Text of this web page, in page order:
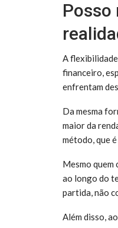
Posso
A
financeiro,
enfrentam
Da mesma
maior da
método, que
Mesmo quem
ao longo do
partida, não
Além disso,